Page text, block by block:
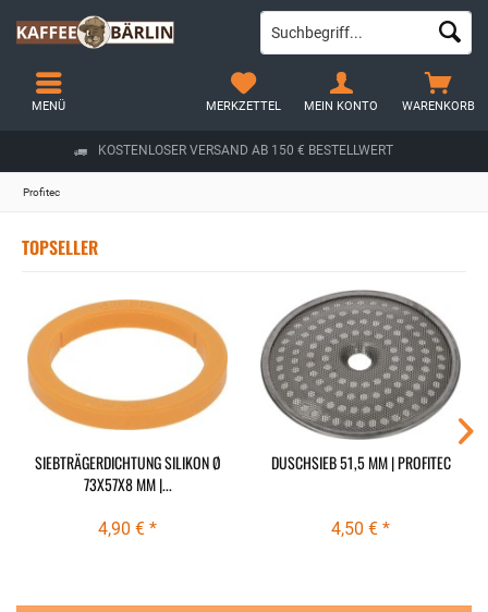
KOSTENLOSER VERSAND AB 150 € BESTELLWERT
WARENKORB
MERKZETTEL MEIN KONTO
MENÜ
Profitec
TOPSELLER
SIEBTRÄGERDICHTUNG SILIKON Ø
73X57X8 MM |...
4,90 € *
DUSCHSIEB 51,5 MM | PROFITEC
4,50 € *